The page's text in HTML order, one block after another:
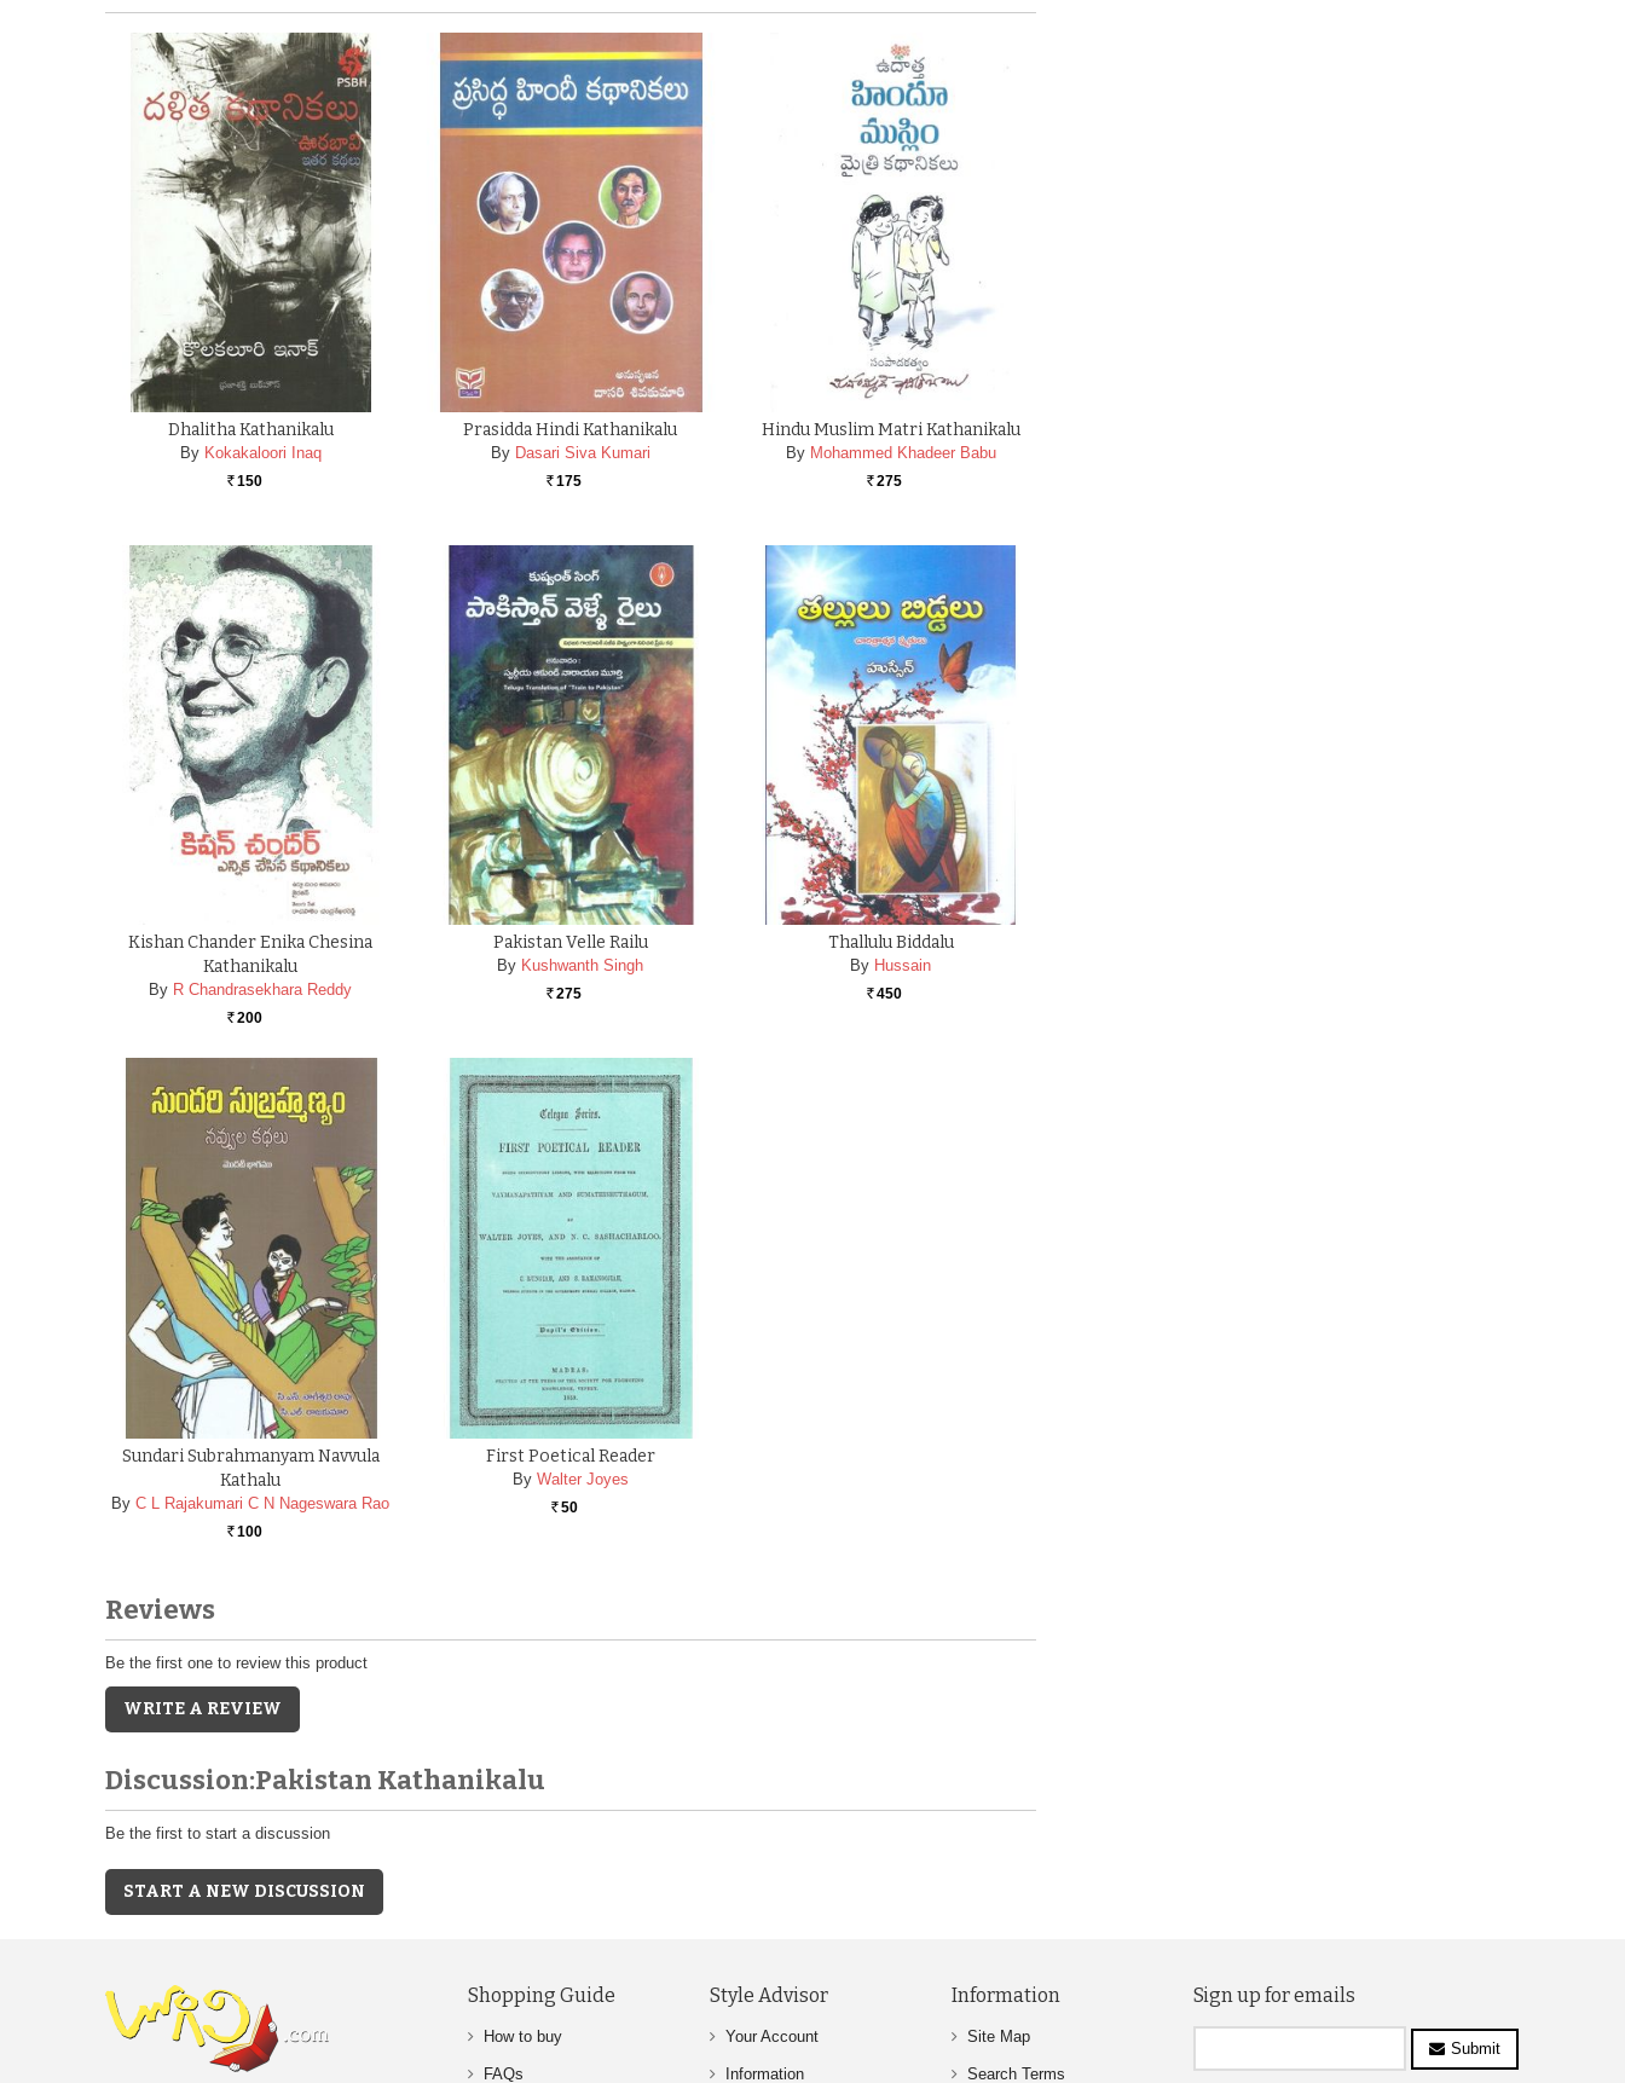
Dhalitha Kathanikalu
By Kokakaloori Inaq
Rs. 150
Prasidda Hindi Kathanikalu
By Dasari Siva Kumari
Rs. 175
Hindu Muslim Matri Kathanikalu
By Mohammed Khadeer Babu
Rs. 275
Kishan Chander Enika Chesina
Kathanikalu
By R Chandrasekhara Reddy
Rs. 200
Pakistan Velle Railu
By Kushwanth Singh
Rs. 275
Thallulu Biddalu
By Hussain
Rs. 450
Sundari Subrahmanyam Navvula
Kathalu
By C L Rajakumari C N Nageswara Rao
Rs. 100
First Poetical Reader
By Walter Joyes
Rs. 50
Reviews
Be the first one to review this product
WRITE A REVIEW
Discussion:Pakistan Kathanikalu
Be the first to start a discussion
START A NEW DISCUSSION
Shopping Guide
How to buy
FAQs
Style Advisor
Your Account
Information
Information
Site Map
Search Terms
Sign up for emails
Submit